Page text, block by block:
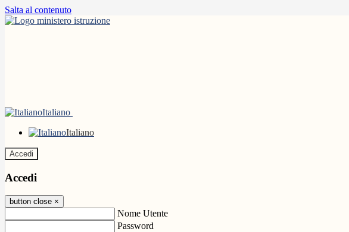
Salta al contenuto
Italiano
Italiano
Accedi
Accedi
button close ×
Nome Utente
Password